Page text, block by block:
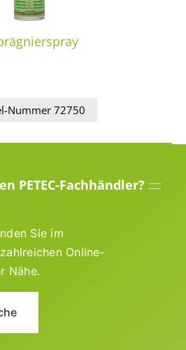
Nummer 72750
PETEC-Fachhändler?
Sie im
Online-
Nähe.